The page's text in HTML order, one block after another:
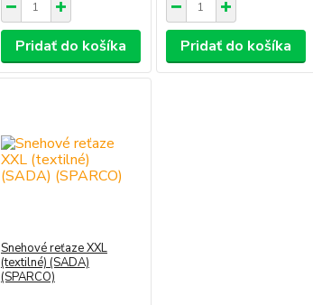
Pridať do košíka Pridať do košíka
Snehové reťaze XXL
(textilné) (SADA)
(SPARCO)